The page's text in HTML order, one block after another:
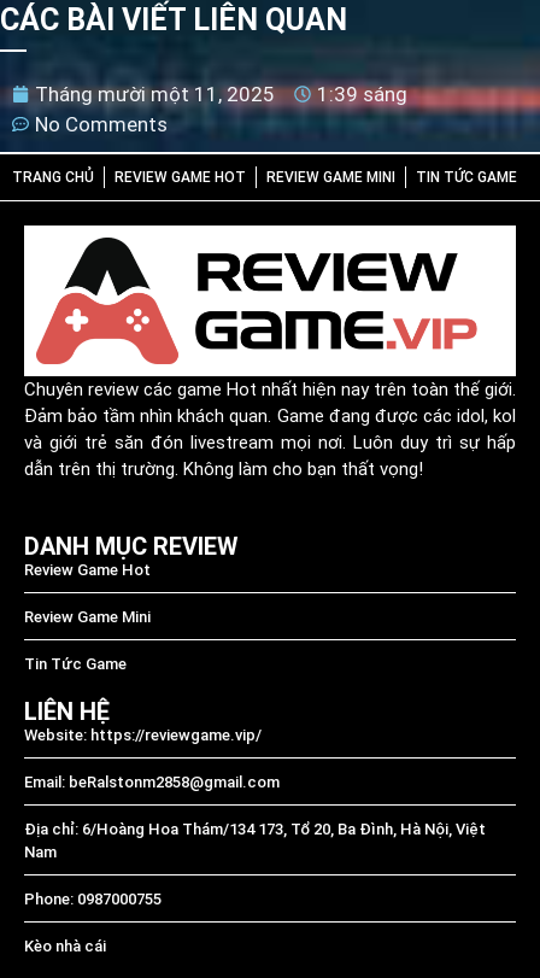
CÁC BÀI VIẾT LIÊN QUAN
Tháng mười một 11, 2025
1:39 sáng
No Comments
TRANG CHỦ REVIEW GAME HOT REVIEW GAME MINI TIN TỨC GAME
Chuyên review các game Hot nhất hiện nay trên toàn thế giới.
Đảm bảo tầm nhìn khách quan. Game đang được các idol, kol
và giới trẻ săn đón livestream mọi nơi. Luôn duy trì sự hấp
dẫn trên thị trường. Không làm cho bạn thất vọng!
DANH MỤC REVIEW
Review Game Hot
Review Game Mini
Tin Tức Game
LIÊN HỆ
Website: https://reviewgame.vip/
Email: beRalstonm2858@gmail.com
Địa chỉ: 6/Hoàng Hoa Thám/134 173, Tổ 20, Ba Đình, Hà Nội, Việt
Nam
Phone: 0987000755
Kèo nhà cái